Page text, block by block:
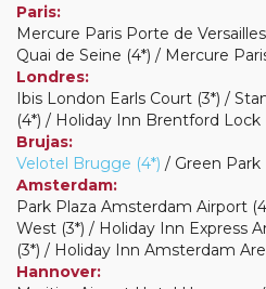
Paris:
Mercure Paris Porte de
Quai de Seine (4*) / Mercure
Londres:
Ibis London Earls Court (3*) /
(4*) / Holiday Inn Brentford Lock
Brujas:
Velotel Brugge (4*) / Green Park
Amsterdam:
Park Plaza Amsterdam Airport
West (3*) / Holiday Inn Express
(3*) / Holiday Inn Amsterdam
Hannover: